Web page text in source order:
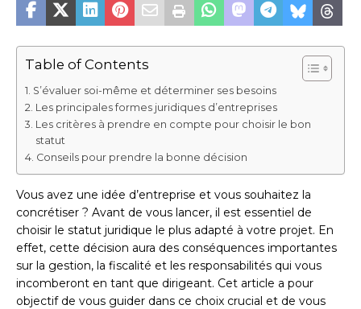
Table of Contents
S’évaluer soi-même et déterminer ses besoins
Les principales formes juridiques d’entreprises
Les critères à prendre en compte pour choisir le bon
statut
Conseils pour prendre la bonne décision
Vous avez une idée d’entreprise et vous souhaitez la
concrétiser ? Avant de vous lancer, il est essentiel de
choisir le statut juridique le plus adapté à votre projet. En
effet, cette décision aura des conséquences importantes
sur la gestion, la fiscalité et les responsabilités qui vous
incomberont en tant que dirigeant. Cet article a pour
objectif de vous guider dans ce choix crucial et de vous